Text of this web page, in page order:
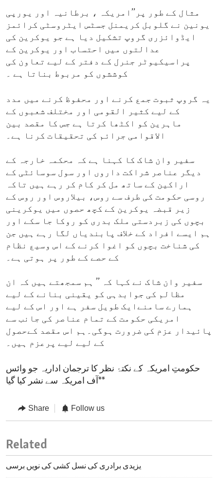
مثال کے طور پر’’امریکہ ، برطانیہ اور یورپی
یونین نے گلوبل کریمنل جسٹس ایٹروسٹی کرائمز
ایڈوائزری گروپ تشکیل دیا ہے جو یوکرین کی
عدالتوں میں احتساب اور یوکرین کے
پراسیکیوٹر جنرل کے دفتر کے لیے تعاون کی
کوششوں کو مربوط بناتا ہے ۔
یہ گروپ ثبوت جمع کرنے اور محفوظ کرنے میں مدد
کے لیے کثیر القومی اور مختلف شعبوں کے
ماہرین کو اکٹھا کرتا ہے جس کا مقصد بین
الاقوامی جرائم کی تحقیقات کرنا ہے۔
سفیر وان شاک کا کہنا ہے کہ محکمہ خارجہ کے
دیگر عناصر شراکت داروں اور سول سوسائٹی کے
اراکین کے ساتھ مل کر کام کر رہے ہیں تاکہ
روسی حکومت کی طرف سے روس، بیلاروس اور روس کے
زیر قبضہ یوکرین کے کچھ حصوں میں یوکرینی
بچوں کی زبردستی ملک بدری کو روکا جا سکے اور
ہم ایسے افراد کے خلاف پابندیاں لگا رہے ہیں جن
کی شناخت بچوں کو اغوا کرنے کے اس وسیع نظام
کے حصے کے طور پر ہوتی ہے۔
سفیر وان شاک نے کہا کہ ’’ ہم سمجھتے ہیں کہ ان
مظالم کی جوابدہی کو یقینی بنانے کے لیے
ہمارے سامنےایک طویل سفر ہے اور اس کے لیے
امریکی حکومت کے تمام عناصر کی جانب سے
پائیدار عزم کی ضرورت ہوگی۔ہم اس مقصد کےحصول
کے لیے لیے پرعزم ہیں۔
حکومتِ امریکہ کے نکتۂ نظر کا ترجمان اداریہ جو وائس
آف امریکہ سے نشر کیا گیا**
Share Follow us
Related
یزیدی برادری کی نسل کشی کی نویں برسی